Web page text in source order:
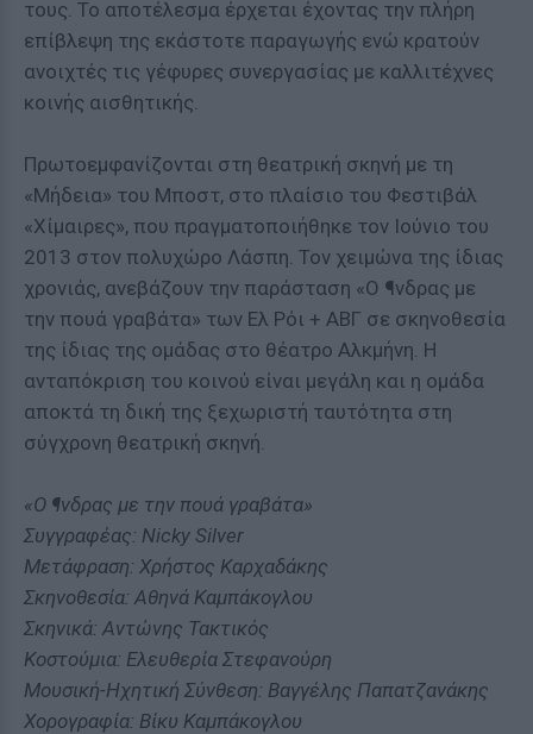
τους. Το αποτέλεσμα έρχεται έχοντας την πλήρη
επίβλεψη της εκάστοτε παραγωγής ενώ κρατούν
ανοιχτές τις γέφυρες συνεργασίας με καλλιτέχνες
κοινής αισθητικής.
Πρωτοεμφανίζονται στη θεατρική σκηνή με τη
«Μήδεια» του Μποστ, στο πλαίσιο του Φεστιβάλ
«Χίμαιρες», που πραγματοποιήθηκε τον Ιούνιο του
2013 στον πολυχώρο Λάσπη. Τον χειμώνα της ίδιας
χρονιάς, ανεβάζουν την παράσταση «Ο ¶νδρας με
την πουά γραβάτα» των Ελ Ρόι + ΑΒΓ σε σκηνοθεσία
της ίδιας της ομάδας στο θέατρο Αλκμήνη. Η
ανταπόκριση του κοινού είναι μεγάλη και η ομάδα
αποκτά τη δική της ξεχωριστή ταυτότητα στη
σύγχρονη θεατρική σκηνή.
«Ο ¶νδρας με την πουά γραβάτα»
Συγγραφέας: Nicky Silver
Μετάφραση: Χρήστος Καρχαδάκης
Σκηνοθεσία: Αθηνά Καμπάκογλου
Σκηνικά: Αντώνης Τακτικός
Κοστούμια: Ελευθερία Στεφανούρη
Μουσική-Ηχητική Σύνθεση: Βαγγέλης Παπατζανάκης
Χορογραφία: Βίκυ Καμπάκογλου